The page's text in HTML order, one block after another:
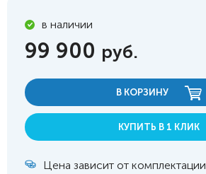
в наличии
99 900 руб.
В КОРЗИНУ
КУПИТЬ В 1 КЛИК
Цена зависит от комплектации